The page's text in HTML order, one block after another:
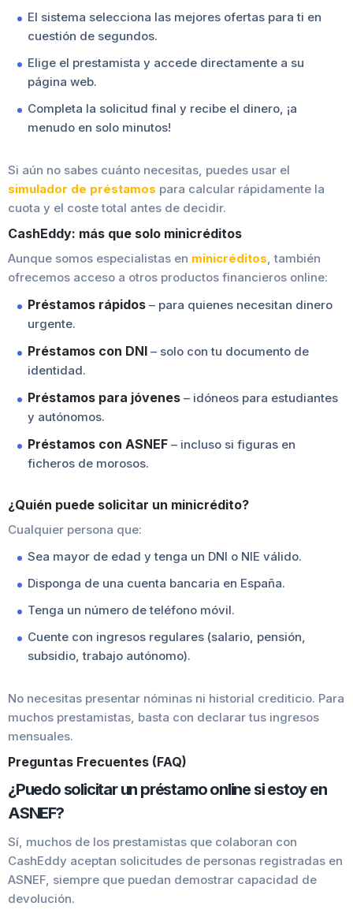
El sistema selecciona las mejores ofertas para ti en
cuestión de segundos.
Elige el prestamista y accede directamente a su
página web.
Completa la solicitud final y recibe el dinero, ¡a
menudo en solo minutos!
Si aún no sabes cuánto necesitas, puedes usar el
simulador de préstamos para calcular rápidamente la
cuota y el coste total antes de decidir.
CashEddy: más que solo minicréditos
Aunque somos especialistas en minicréditos, también
ofrecemos acceso a otros productos financieros online:
Préstamos rápidos – para quienes necesitan dinero
urgente.
Préstamos con DNI – solo con tu documento de
identidad.
Préstamos para jóvenes – idóneos para estudiantes
y autónomos.
Préstamos con ASNEF – incluso si figuras en
ficheros de morosos.
¿Quién puede solicitar un minicrédito?
Cualquier persona que:
Sea mayor de edad y tenga un DNI o NIE válido.
Disponga de una cuenta bancaria en España.
Tenga un número de teléfono móvil.
Cuente con ingresos regulares (salario, pensión,
subsidio, trabajo autónomo).
No necesitas presentar nóminas ni historial crediticio. Para
muchos prestamistas, basta con declarar tus ingresos
mensuales.
Preguntas Frecuentes (FAQ)
¿Puedo solicitar un préstamo online si estoy en
ASNEF?
Sí, muchos de los prestamistas que colaboran con
CashEddy aceptan solicitudes de personas registradas en
ASNEF, siempre que puedan demostrar capacidad de
devolución.